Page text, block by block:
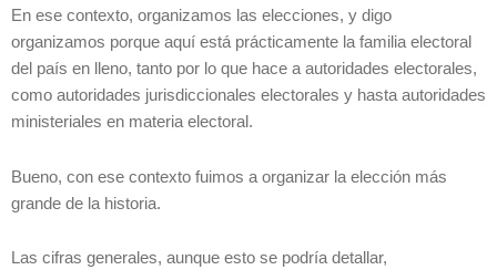
En ese contexto, organizamos las elecciones, y digo
organizamos porque aquí está prácticamente la familia electoral
del país en lleno, tanto por lo que hace a autoridades electorales,
como autoridades jurisdiccionales electorales y hasta autoridades
ministeriales en materia electoral.
Bueno, con ese contexto fuimos a organizar la elección más
grande de la historia.
Las cifras generales, aunque esto se podría detallar,